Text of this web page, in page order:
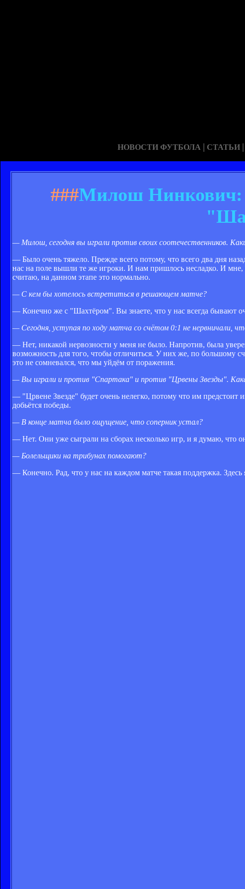
НОВОСТИ ФУТБОЛА | СТАТЬИ |
###Милош Нинкович:
— Милош, сегодня вы играли против своих соотечественников.
— Было очень тяжело. Прежде всего потому, что всего два дня
нас на поле вышли те же игроки. И нам пришлось несладко. И
считаю, на данном этапе это нормально.
— С кем бы хотелось встретиться в решающем матче?
— Конечно же с "Шахтёром". Вы знаете, что у нас всегда бывают
— Сегодня, уступая по ходу матча со счётом 0:1 не нервничали,
— Нет, никакой нервозности у меня не было. Напротив, была
возможность для того, чтобы отличиться. У них же, по большому
это не сомневался, что мы уйдём от поражения.
— Вы играли и против "Спартака" и против "Црвены Звезды".
— "Црвене Звезде" будет очень нелегко, потому что им предстоит
добьётся победы.
— В конце матча было ощущение, что соперник устал?
— Нет. Они уже сыграли на сборах несколько игр, и я думаю, что
— Болельщики на трибунах помогают?
— Конечно. Рад, что у нас на каждом матче такая поддержка.